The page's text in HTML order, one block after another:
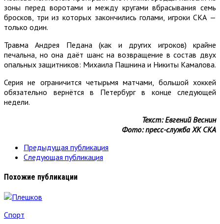
зоны перед воротами и между кругами вбрасывания семь
бросков, три из которых закончились голами, игроки СКА —
только один.
Травма Андрея Педана (как и других игроков) крайне
печальна, но она даёт шанс на возвращение в состав двух
опальных защитников: Михаила Пашнина и Никиты Камалова.
Серия не ограничится четырьмя матчами, большой хоккей
обязательно вернётся в Петербург в конце следующей
недели.
Текст: Евгений Веснин
Фото: пресс-служба ХК СКА
Предыдущая публикация
Следующая публикация
Похожие публикации
Спорт